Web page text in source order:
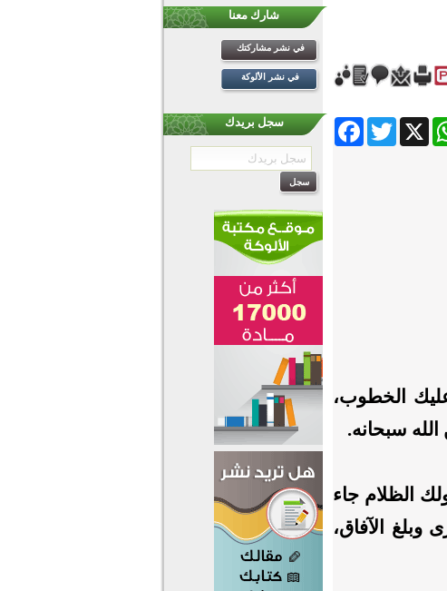
FacebookTwitter X
عليك الخطوب،
سبحانه.
الظلام جاء
وبلغ الآفاق،
شارك معنا
في نشر مشاركتك
في نشر الألوكة
سجل بريدك